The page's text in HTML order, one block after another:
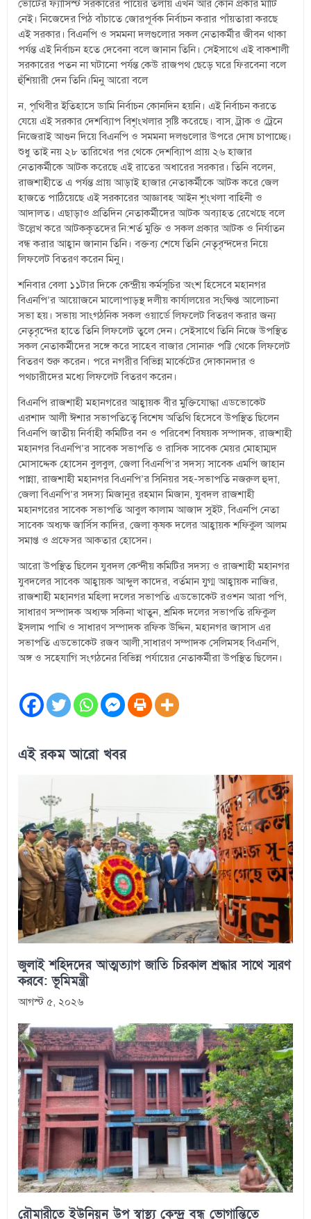
ভোটের ফ্যাসিস্ট সরকারের পায়ের তলায় এখন আর কোন প্রকার মাটি
নেই। নিজেদের পিঠ বাঁচাতে জোরপূর্বক নির্বাচন করার পাঁয়তারা করছে
এই সরকার। বিএনপি ও সমমনা দলগুলোর সকল নেতাকর্মীর জীবন থাকা
পর্যন্ত এই নির্বাচন হতে দেবেনা বলে জানান তিনি। সেইসাথে এই বাকশালী
সরকারের পতন না ঘটানো পর্যন্ত কেউ রাজপথ ছেড়ে ঘরে ফিরবেনা বলে
হুঁশিয়ারী দেন তিনি।মিনু আরো বলে
ন, পৃথিবীর ইতিহাসে ডামি নির্বাচন কোনদিন হয়নি। এই নির্বাচন করতে
যেয়ে এই সরকার দেশব্যািপ বিশৃংখলার সৃষ্টি করেছে। বাস, ট্রাক ও ট্রেনে
নিজেরাই আগুন দিয়ে বিএনপি ও সমমনা দলগুলোর উপরে দোষ চাপাচ্ছে।
শুধু তাই নয় ২৮ তারিখের পর থেকে দেশব্যািপ প্রায় ২৬ হাজার
নেতাকর্মীকে আটক করেছে এই রাতের অধারের সরকার। তিনি বলেন,
রাজশাহীতে এ পর্যন্ত প্রায় আড়াই হাজার নেতাকর্মীকে আটক করে জেল
হাজতে পাঠিয়েছে এই সরকারের আজ্ঞাবহ আইন শৃংখলা বাহিনী ও
আদালত। এছাড়াও প্রতিদিন নেতাকর্মীদের আটক অব্যাহত রেখেছে বলে
উল্লেখ করে আটককৃতদের নি:শর্ত মুক্তি ও সকল প্রকার আটক ও নির্যাতন
বন্ধ করার আহ্বান জানান তিনি। বক্তব্য শেষে তিনি নেতৃবৃন্দদের নিয়ে
লিফলেট বিতরণ করেন মিনু।
শনিবার বেলা ১১টার দিকে কেন্দ্রীয় কর্মসূচির অংশ হিসেবে মহানগর
বিএনপি’র আয়োজনে মালোপাড়স্থ দলীয় কার্যালয়ের সংক্ষিপ্ত আলোচনা
সভা হয়। সভায় সাংগঠনিক সকল ওয়ার্ডে লিফলেট বিতরণ করার জন্য
নেতৃবৃন্দের হাতে তিনি লিফলেট তুলে দেন। সেইসাথে তিনি নিজে উপস্থিত
সকল নেতাকর্মীদের সঙ্গে করে সাহেব বাজার সোনারু পট্টি থেকে লিফলেট
বিতরণ শুরু করেন। পরে নগরীর বিভিন্ন মার্কেটের দোকানদার ও
পথচারীদের মধ্যে লিফলেট বিতরণ করেন।
বিএনপি রাজশাহী মহানগরের আহ্বায়ক বীর মুক্তিযোদ্ধা এডভোকেট
এরশাদ আলী ঈশার সভাপতিত্বে বিশেষ অতিথি হিসেবে উপস্থিত ছিলেন
বিএনপি জাতীয় নির্বাহী কমিটির বন ও পরিবেশ বিষয়ক সম্পাদক, রাজশাহী
মহানগর বিএনপি’র সাবেক সভাপতি ও রাসিক সাবেক মেয়র মোহাম্মদ
মোসাদ্দেক হোসেন বুলবুল, জেলা বিএনপি’র সদস্য সাবেক এমপি জাহান
পান্না, রাজশাহী মহানগর বিএনপি’র সিনিয়র সহ-সভাপতি নজরুল হুদা,
জেলা বিএনপি’র সদস্য মিজানুর রহমান মিজান, যুবদল রাজশাহী
মহানগরের সাবেক সভাপতি আবুল কালাম আজাদ সুইট, বিএনপি নেতা
সাবেক অধ্যক্ষ জার্সিস কাদির, জেলা কৃষক দলের আহ্বায়ক শফিকুল আলম
সমাপ্ত ও প্রফেসর আকতার হোসেন।
আরো উপস্থিত ছিলেন যুবদল কেন্দীয় কমিটির সদস্য ও রাজশাহী মহানগর
যুবদলের সাবেক আহ্বায়ক আব্দুল কাদের, বর্তমান যুগ্ম আহ্বায়ক নাজির,
রাজশাহী মহানগর মহিলা দলের সভাপতি এডভোকেট রওশন আরা পপি,
সাধারণ সম্পাদক অধ্যক্ষ সকিনা খাতুন, শ্রমিক দলের সভাপতি রফিকুল
ইসলাম পাখি ও সাধারণ সম্পাদক রফিক উদ্দিন, মহানগর জাসাস এর
সভাপতি এডভোকেট রজব আলী,সাধারণ সম্পাদক সেলিমসহ বিএনপি,
অঙ্গ ও সহেযাগি সংগঠনের বিভিন্ন পর্যায়ের নেতাকর্মীরা উপস্থিত ছিলেন।
এই রকম আরো খবর
জুলাই শহিদদের আত্মত্যাগ জাতি চিরকাল শ্রদ্ধার সাথে স্মরণ
করবে: ভূমিমন্ত্রী
আগস্ট ৫, ২০২৬
রৌমারীতে ইউনিয়ন উপ স্বাস্থ্য কেন্দ্র বন্ধ ভোগান্তিতে